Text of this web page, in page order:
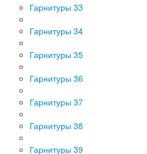
Гарнитуры 33
Гарнитуры 34
Гарнитуры 35
Гарнитуры 36
Гарнитуры 37
Гарнитуры 38
Гарнитуры 39